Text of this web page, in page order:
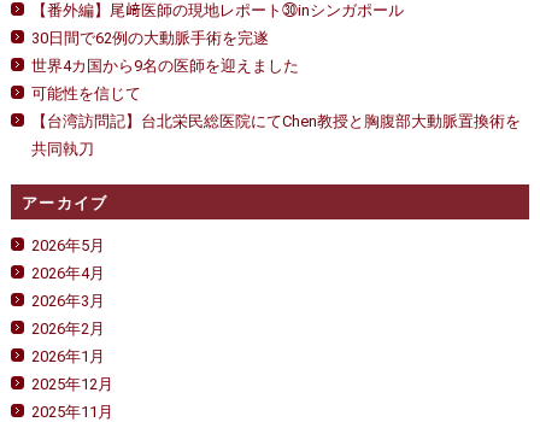
私どもの特色
手術概要
医師募集情報
トピックス一覧
【番外編】尾﨑医師の現地レポート㉚inシンガポール
30日間で62例の大動脈手術を完遂
世界4カ国から9名の医師を迎えました
可能性を信じて
【台湾訪問記】台北栄民総医院にてChen教授と胸腹部大動脈置換術を
共同執刀
アーカイブ
2026年5月
2026年4月
2026年3月
2026年2月
2026年1月
2025年12月
2025年11月